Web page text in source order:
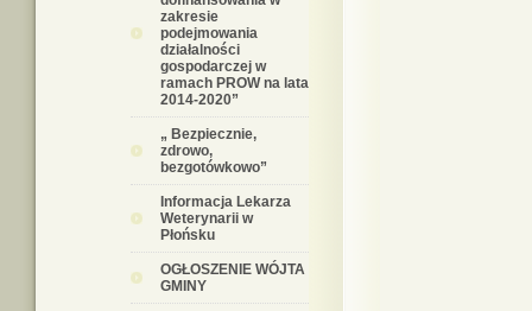
zakresie
podejmowania
działalności
gospodarczej w
ramach PROW na lata
2014-2020”
„ Bezpiecznie,
zdrowo,
bezgotówkowo”
Informacja Lekarza
Weterynarii w
Płońsku
OGŁOSZENIE WÓJTA
GMINY